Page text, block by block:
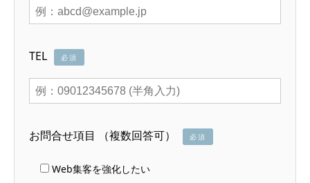
TEL 必須
お問合せ項目 （複数回答可） 必須
Web集客を強化したい